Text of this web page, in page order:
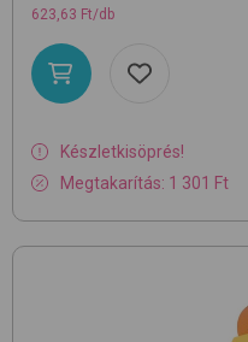
623,63 Ft/db
Készletkisöprés!
Megtakarítás: 1 301 Ft